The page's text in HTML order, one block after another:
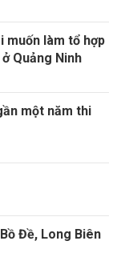
muốn làm tổ hợp
Quảng Ninh
một năm thi
Đề, Long Biên